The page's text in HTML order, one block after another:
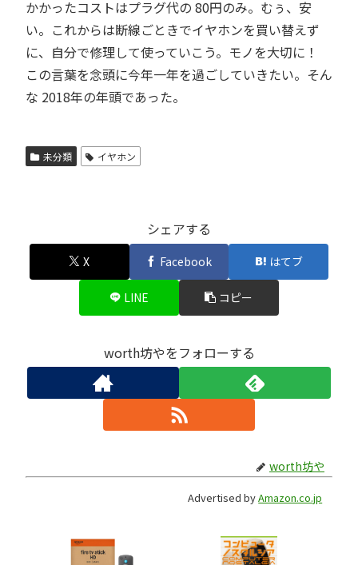
かかったコストはプラグ代の 80円のみ。むぅ、安
い。これからは断線ごときでイヤホンを買い替えず
に、自分で修理して使っていこう。モノを大切に！
この言葉を念頭に今年一年を過ごしていきたい。そん
な 2018年の年頭であった。
未分類 イヤホン
シェアする
X Facebook はてブ
LINE コピー
worth坊やをフォローする
worth坊や
Advertised byAmazon.co.jp